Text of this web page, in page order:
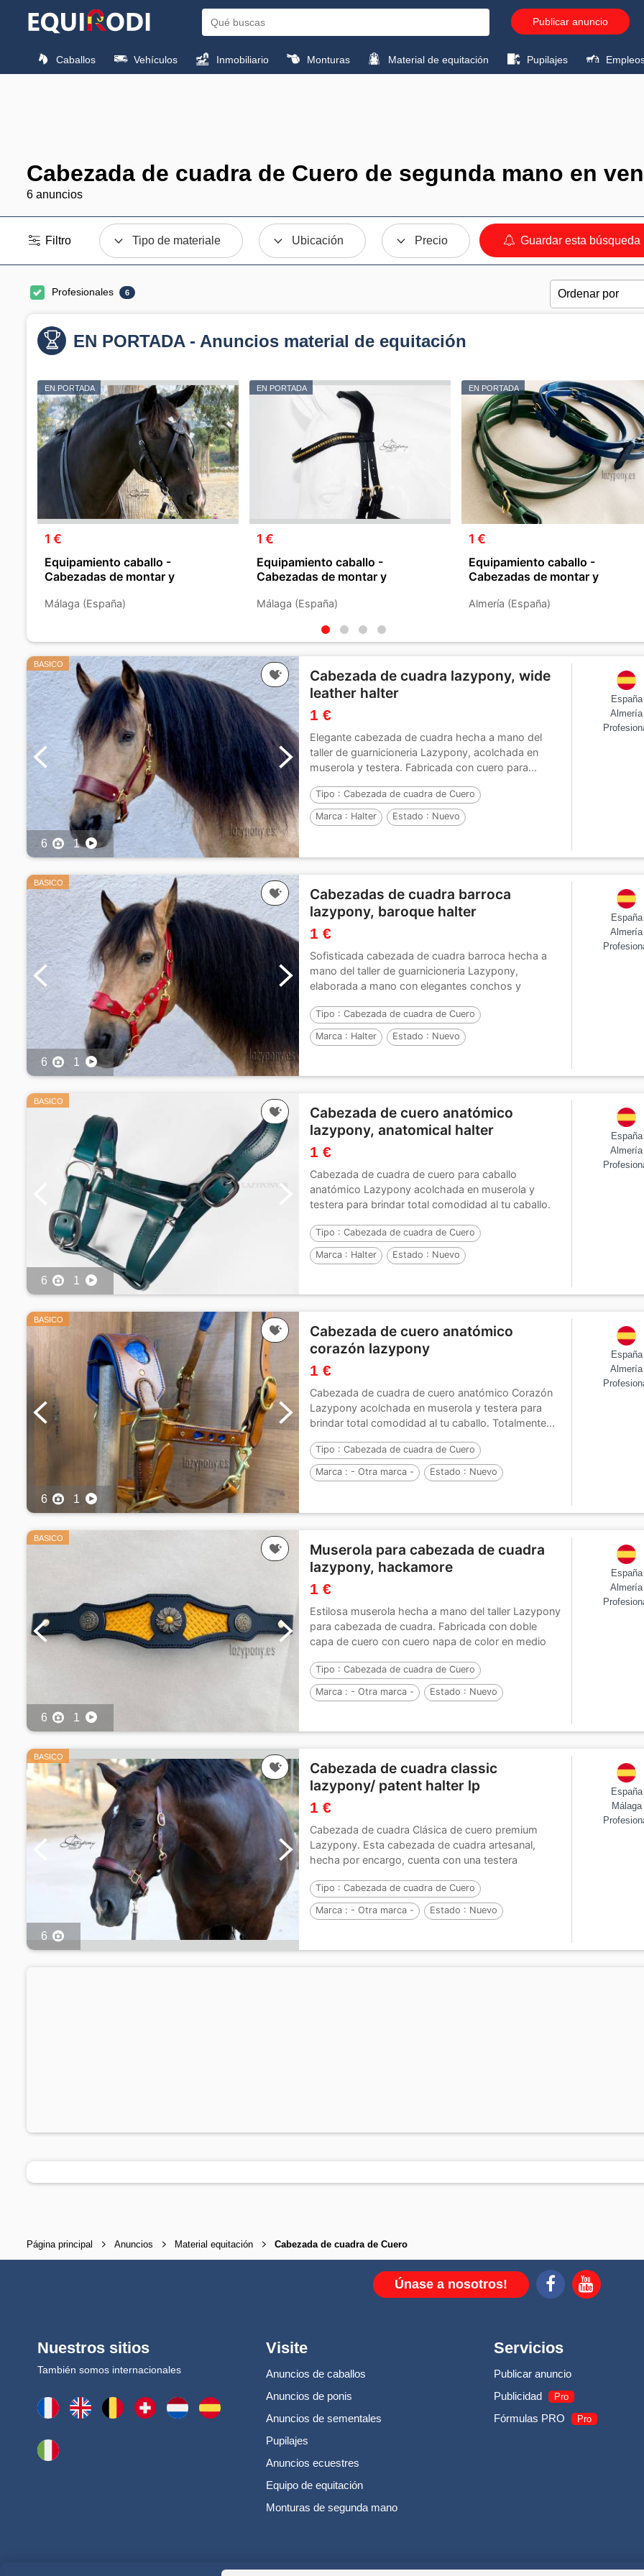
Publicar anuncio
Caballos Vehículos Inmobiliario Monturas Material de equitación Pupilajes
Cabezada de cuadra de Cuero de segunda mano en
6 anuncios
Filtro Tipo de materiale Ubicación Precio Guardar esta búsqueda
Profesionales 6
EN PORTADA - Anuncios material de equitación
EN PORTADA
1 €
Equipamiento caballo -
Cabezadas de montar y
Málaga (España)
EN PORTADA
1 €
Equipamiento caballo -
Cabezadas de montar y
Málaga (España)
EN PORTADA
1 €
Equipamiento caballo -
Cabezadas de montar y
Almería (España)
BASICO
6 1
Cabezada de cuadra lazypony, wide
leather halter
1 €
Elegante cabezada de cuadra hecha a mano del
taller de guarnicioneria Lazypony, acolchada en
muserola y testera. Fabricada con cuero para...
Tipo :Cabezada de cuadra de Cuero
Marca : Halter Estado : Nuevo
España
Almería
BASICO
6 1
Cabezadas de cuadra barroca
lazypony, baroque halter
1 €
Sofisticada cabezada de cuadra barroca hecha a
mano del taller de guarnicioneria Lazypony,
elaborada a mano con elegantes conchos y
Tipo :Cabezada de cuadra de Cuero
Marca : Halter Estado : Nuevo
España
Almería
BASICO
6 1
Cabezada de cuero anatómico
lazypony, anatomical halter
1 €
Cabezada de cuadra de cuero para caballo
anatómico Lazypony acolchada en muserola y
testera para brindar total comodidad al tu caballo.
Tipo :Cabezada de cuadra de Cuero
Marca : Halter Estado : Nuevo
España
Almería
BASICO
6 1
Cabezada de cuero anatómico
corazón lazypony
1 €
Cabezada de cuadra de cuero anatómico Corazón
Lazypony acolchada en muserola y testera para
brindar total comodidad al tu caballo. Totalmente...
Tipo :Cabezada de cuadra de Cuero
Marca : - Otra marca - Estado : Nuevo
España
Almería
BASICO
6 1
Muserola para cabezada de cuadra
lazypony, hackamore
1 €
Estilosa muserola hecha a mano del taller Lazypony
para cabezada de cuadra. Fabricada con doble
capa de cuero con cuero napa de color en medio
Tipo :Cabezada de cuadra de Cuero
Marca : - Otra marca - Estado : Nuevo
España
Almería
BASICO
6
Cabezada de сuadra classic
lazypony/ patent halter lp
1 €
Cabezada de cuadra Сlásica de cuero premium
Lazypony. Esta cabezada de cuadra artesanal,
hecha por encargo, cuenta con una testera
Tipo :Cabezada de cuadra de Cuero
Marca : - Otra marca - Estado : Nuevo
España
Málaga
Página principal Anuncios Material equitación Cabezada de cuadra de Cuero
Únase a nosotros!
Nuestros sitios
También somos internacionales
Visite
Anuncios de caballos
Anuncios de ponis
Anuncios de sementales
Pupilajes
Anuncios ecuestres
Equipo de equitación
Monturas de segunda mano
Servicios
Publicar anuncio
Publicidad
Pro
Fórmulas PRO Pro